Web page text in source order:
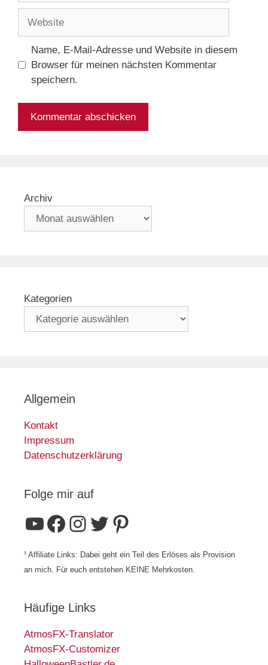
Adresse
Name, E-Mail-Adresse und Website in diesem
Browser für meinen nächsten Kommentar
speichern.
Archiv
Kategorien
Allgemein
Kontakt
Impressum
Datenschutzerklärung
Folge mir auf
YouTube
Facebook
Instagram
Twitter
Pinterest
¹ Affiliate Links: Dabei geht ein Teil des Erlöses als Provision
an mich. Für euch entstehen KEINE Mehrkosten.
Häufige Links
AtmosFX-Translator
AtmosFX-Customizer